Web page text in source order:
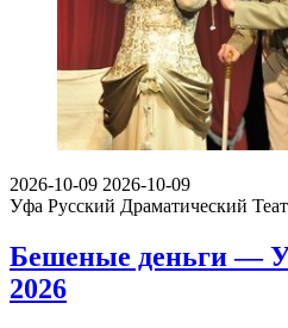
2026-10-09 2026-10-09
Уфа Русский Драматический
Бешеные деньги —
2026